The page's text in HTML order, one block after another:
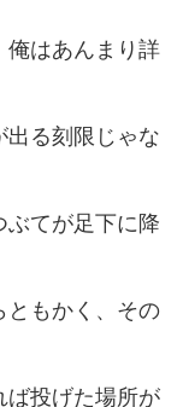
俺はあんまり詳
る刻限じゃな
ぶてが足下に降
ともかく、その
ば投げた場所が